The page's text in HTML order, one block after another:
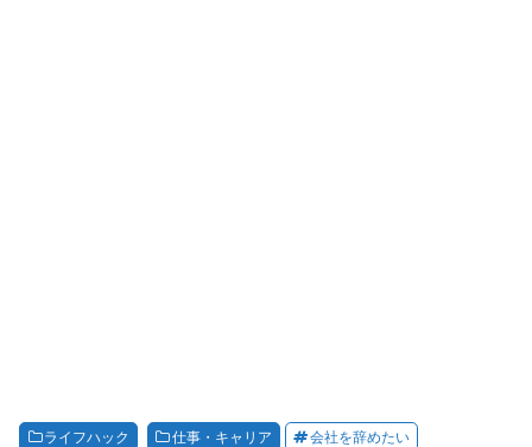
ライフハック 仕事・キャリア 会社を辞めたい